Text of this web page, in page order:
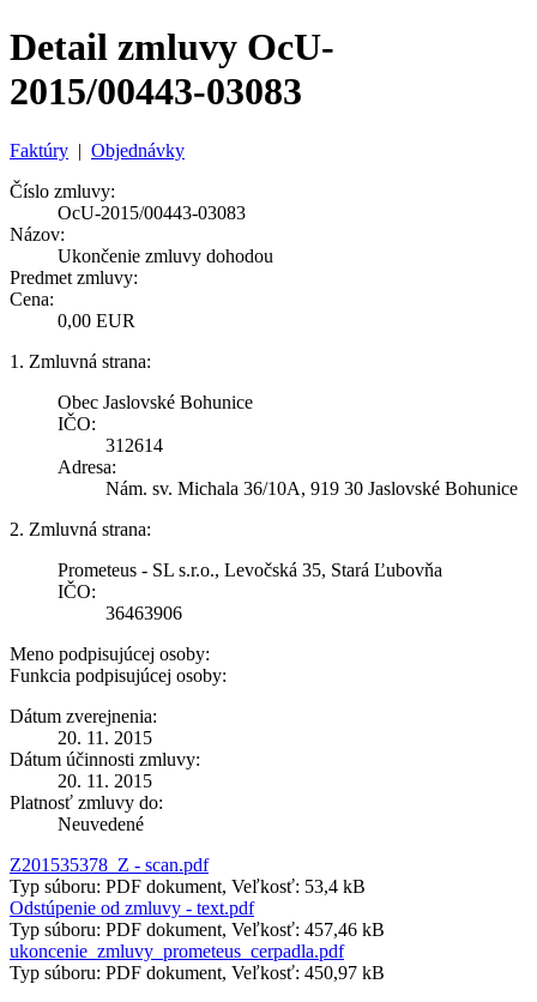
Detail zmluvy OcU-
2015/00443-03083
Faktúry | Objednávky
Číslo zmluvy:
OcU-2015/00443-03083
Názov:
Ukončenie zmluvy dohodou
Predmet zmluvy:
Cena:
0,00 EUR
1. Zmluvná strana:
Obec Jaslovské Bohunice
IČO:
312614
Adresa:
Nám. sv. Michala 36/10A, 919 30 Jaslovské Bohunice
2. Zmluvná strana:
Prometeus - SL s.r.o., Levočská 35, Stará Ľubovňa
IČO:
36463906
Meno podpisujúcej osoby:
Funkcia podpisujúcej osoby:
Dátum zverejnenia:
20. 11. 2015
Dátum účinnosti zmluvy:
20. 11. 2015
Platnosť zmluvy do:
Neuvedené
Z201535378_Z - scan.pdf
Typ súboru: PDF dokument, Veľkosť: 53,4 kB
Odstúpenie od zmluvy - text.pdf
Typ súboru: PDF dokument, Veľkosť: 457,46 kB
ukoncenie_zmluvy_prometeus_cerpadla.pdf
Typ súboru: PDF dokument, Veľkosť: 450,97 kB